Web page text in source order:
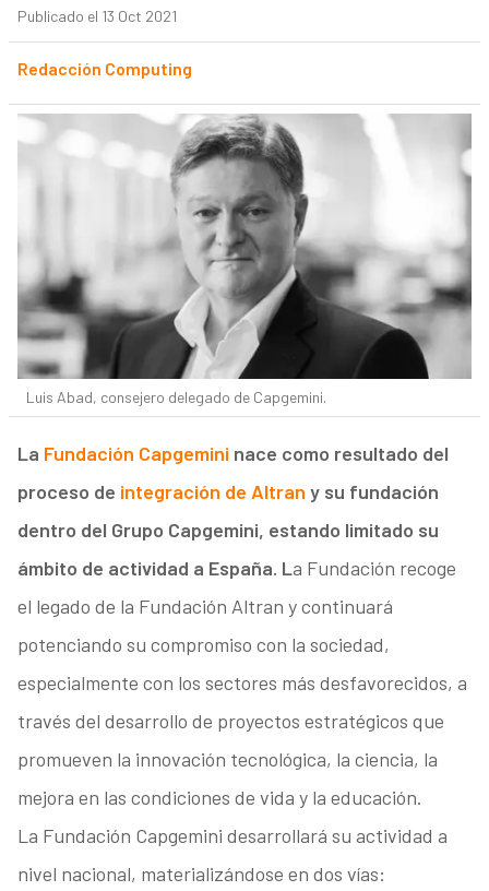
Publicado el 13 Oct 2021
Redacción Computing
Luis Abad, consejero delegado de Capgemini.
La Fundación Capgemininace como resultado del
proceso de integración de Altran y su fundación
dentro del Grupo Capgemini, estando limitado su
ámbito de actividad a España. La Fundación recoge
el legado de la Fundación Altran y continuará
potenciando su compromiso con la sociedad,
especialmente con los sectores más desfavorecidos, a
través del desarrollo de proyectos estratégicos que
promueven la innovación tecnológica, la ciencia, la
mejora en las condiciones de vida y la educación.
La Fundación Capgemini desarrollará su actividad a
nivel nacional, materializándose en dos vías: